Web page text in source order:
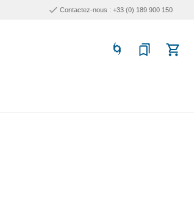
Contactez-nous : +33 (0) 189 900 150